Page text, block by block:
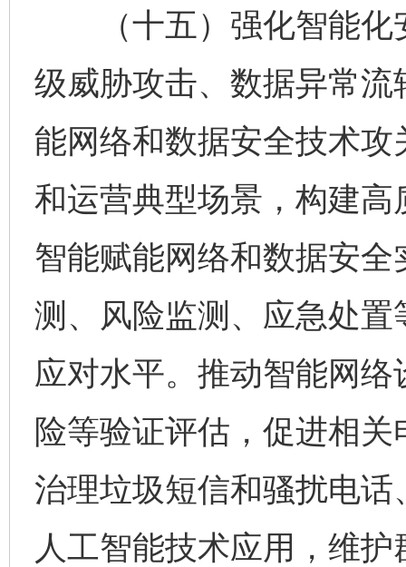
（十五）强化智能化
级威胁攻击、数据异常
能网络和数据安全技术
和运营典型场景，构建
智能赋能网络和数据安
测、风险监测、应急处
应对水平。推动智能网
险等验证评估，促进相
治理垃圾短信和骚扰电
人工智能技术应用，维